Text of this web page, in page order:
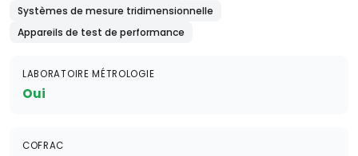
Systèmes de mesure tridimensionnelle
Appareils de test de performance
LABORATOIRE MÉTROLOGIE
Oui
COFRAC